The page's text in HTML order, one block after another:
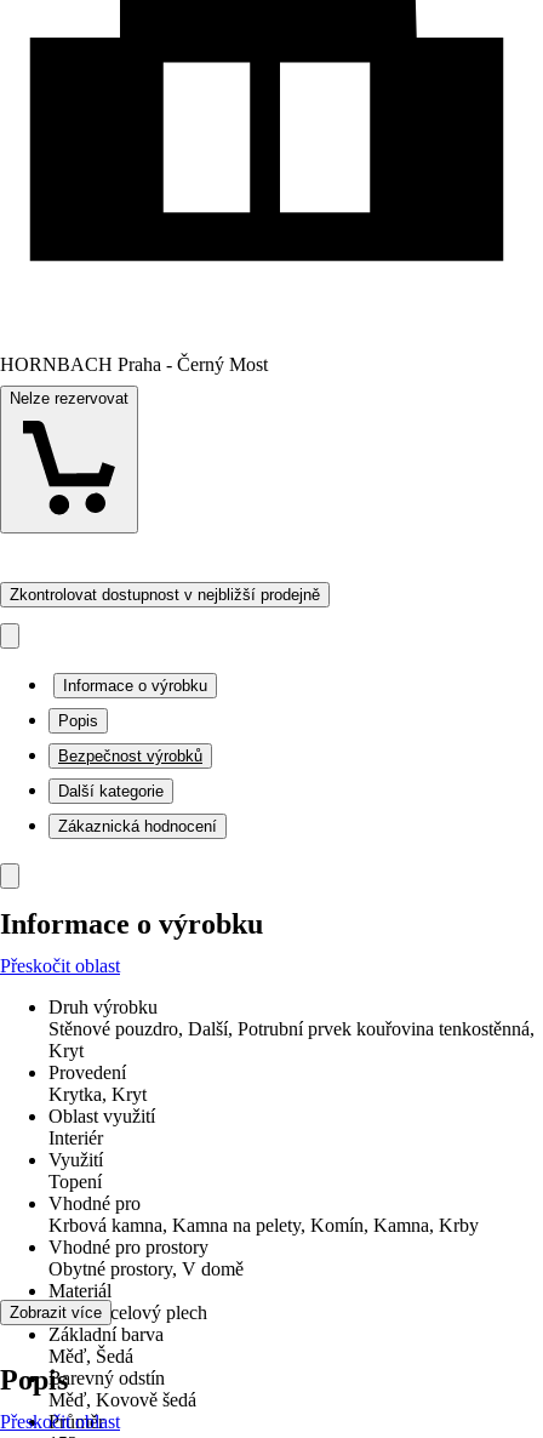
HORNBACH Praha - Černý Most
Nelze rezervovat
Zkontrolovat dostupnost v nejbližší prodejně
Informace o výrobku
Popis
Bezpečnost výrobků
Další kategorie
Zákaznická hodnocení
Informace o výrobku
Přeskočit oblast
Druh výrobku
Stěnové pouzdro, Další, Potrubní prvek kouřovina tenkostěnná,
Kryt
Provedení
Krytka, Kryt
Oblast využití
Interiér
Využití
Topení
Vhodné pro
Krbová kamna, Kamna na pelety, Komín, Kamna, Krby
Vhodné pro prostory
Obytné prostory, V domě
Materiál
Měď, Ocelový plech
Základní barva
Měď, Šedá
Barevný odstín
Měď, Kovově šedá
Průměr
Zobrazit více
Popis
Přeskočit oblast